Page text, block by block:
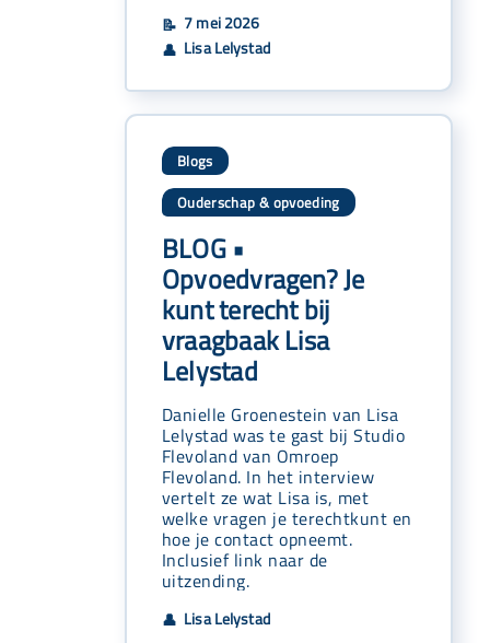
📝 7 mei 2026
👤 Lisa Lelystad
Blogs
Ouderschap & opvoeding
BLOG •
Opvoedvragen? Je
kunt terecht bij
vraagbaak Lisa
Lelystad
Danielle Groenestein van Lisa
Lelystad was te gast bij Studio
Flevoland van Omroep
Flevoland. In het interview
vertelt ze wat Lisa is, met
welke vragen je terechtkunt en
hoe je contact opneemt.
Inclusief link naar de
uitzending.
👤 Lisa Lelystad